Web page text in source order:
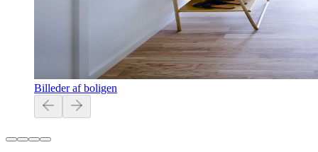
Billeder af boligen